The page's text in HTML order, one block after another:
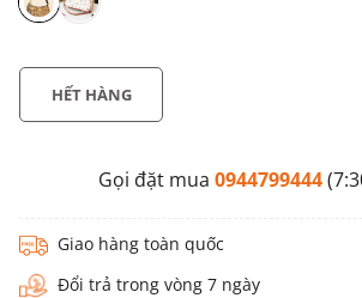
HẾT HÀNG
Gọi đặt mua 0944799444
Giao hàng toàn quốc
Đổi trả trong vòng 7 ngày